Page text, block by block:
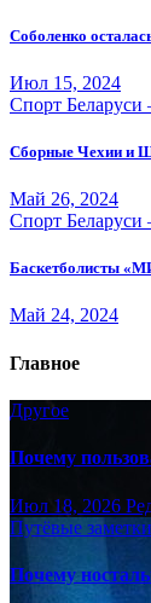
Соболенко
Июл 15, 2024
Спорт Беларуси
Сборные Чехии и
Май 26, 2024
Спорт Беларуси
Баскетболисты
Май 24, 2024
Главное
Другое
Почему
Июл 18, 2026
Путёвые заметки
Почему